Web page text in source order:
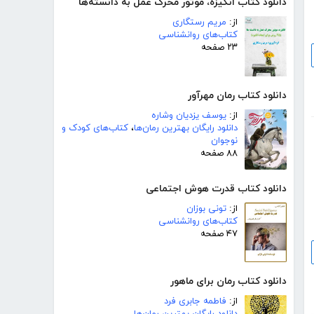
دانلود کتاب انگیزه، موتور محرک عمل به دانسته‌ها
از: مریم رستگاری
کتاب‌های روانشناسی
۲۳ صفحه
دانلود کتاب رمان مهرآور
از: یوسف یزدیان وشاره
دانلود رایگان بهترین رمان‌ها، کتاب‌های کودک و
نوجوان
۸۸ صفحه
دانلود کتاب قدرت هوش اجتماعی
از: تونی بوزان
کتاب‌های روانشناسی
۴۷ صفحه
دانلود کتاب رمان برای ماهور
از: فاطمه جابری فرد